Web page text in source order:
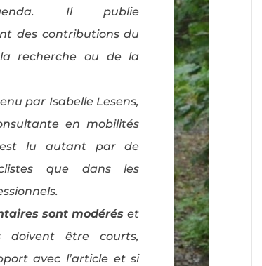
Il publie
des contributions du
recherche ou de la
par Isabelle Lesens,
en mobilités
lu autant par de
que dans les
sont modéréset
doivent être courts,
avec l’article et si